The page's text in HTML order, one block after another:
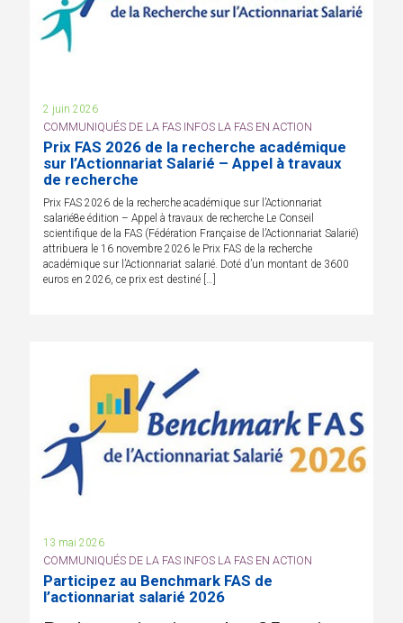
2 juin 2026
COMMUNIQUÉS DE LA FAS INFOS LA FAS EN ACTION
Prix FAS 2026 de la recherche académique
sur l’Actionnariat Salarié – Appel à travaux
de recherche
Prix FAS 2026 de la recherche académique sur l’Actionnariat
salarié8e édition – Appel à travaux de recherche Le Conseil
scientifique de la FAS (Fédération Française de l’Actionnariat Salarié)
attribuera le 16 novembre 2026 le Prix FAS de la recherche
académique sur l’Actionnariat salarié. Doté d’un montant de 3600
euros en 2026, ce prix est destiné […]
13 mai 2026
COMMUNIQUÉS DE LA FAS INFOS LA FAS EN ACTION
Participez au Benchmark FAS de
l’actionnariat salarié 2026